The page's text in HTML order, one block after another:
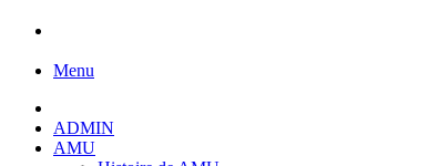
Menu
ADMIN
AMU